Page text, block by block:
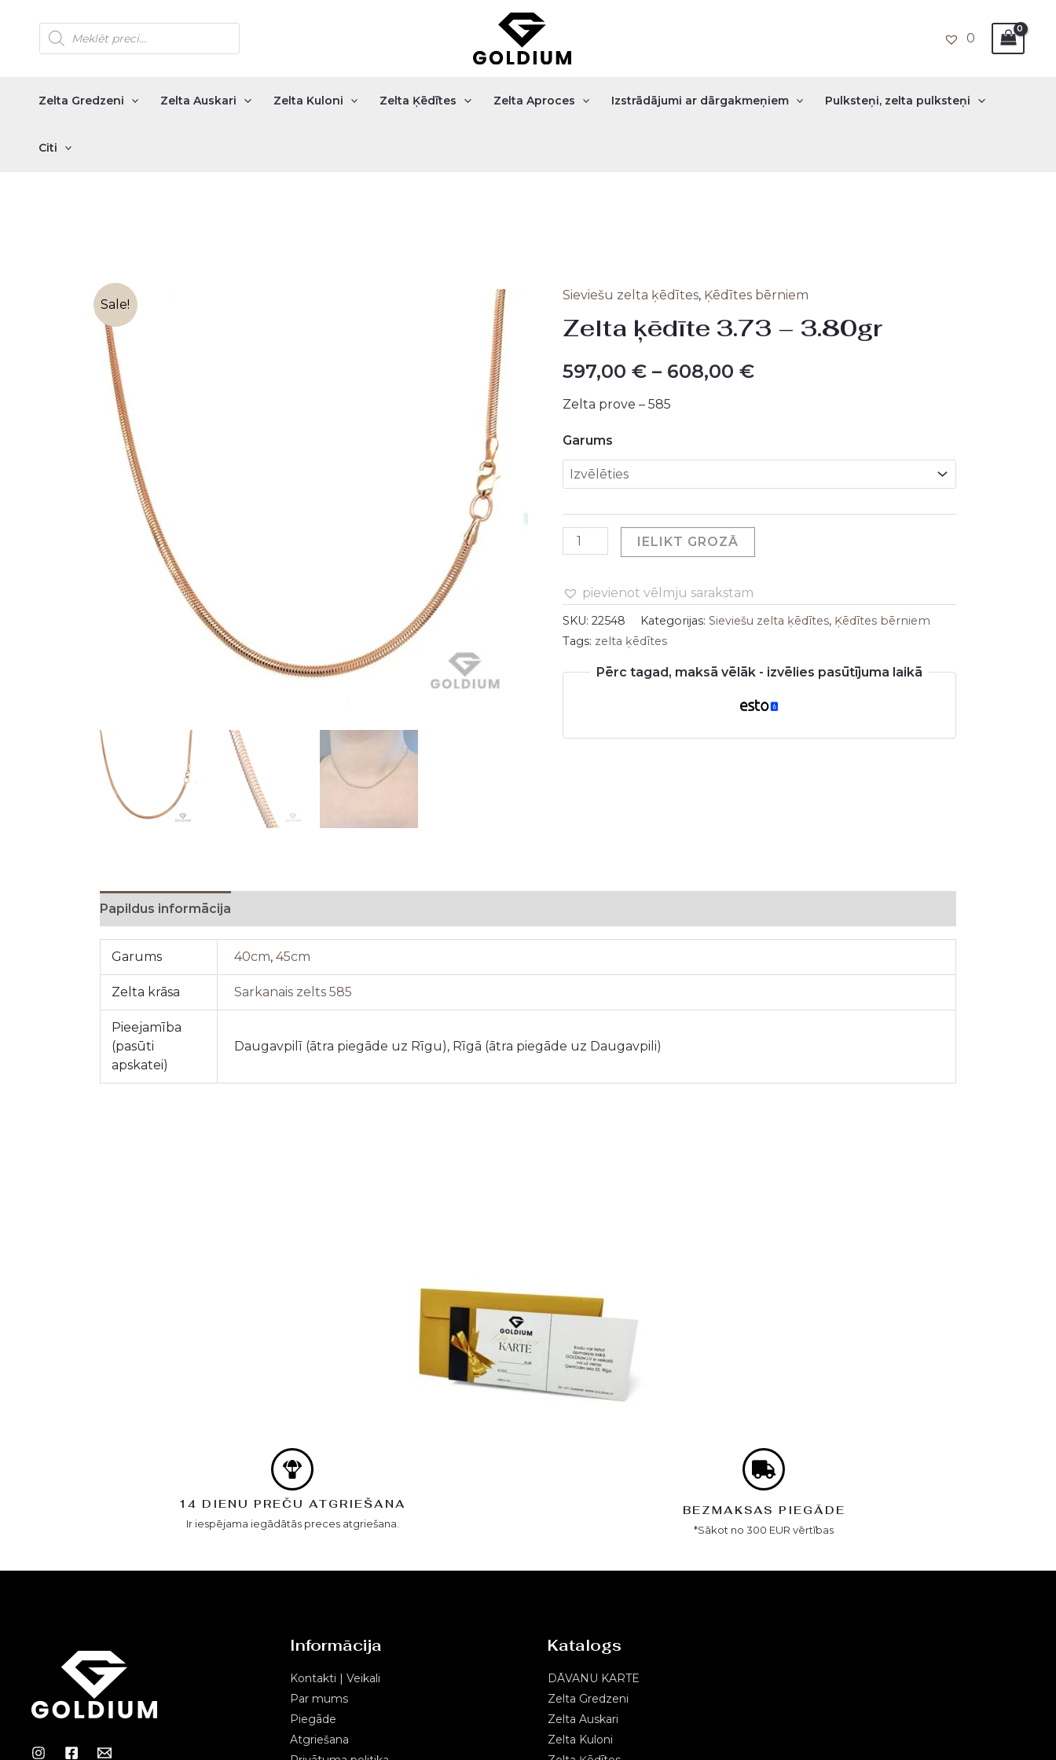
content
Products
search
0
Zelta Gredzeni Zelta Auskari Zelta Kuloni Zelta Ķēdītes Zelta Aproces Izstrādājumi ar dārgakmeņiem Pulksteņi, zelta pulksteņi
Citi
Sale!
Sieviešu zelta ķēdītes, Ķēdītes bērniem
Zelta ķēdīte 3.73 – 3.80gr
597,00 €– 608,00 €
Zelta prove – 585
Garums
Zelta
ķēdīte
-
daudzums
IELIKT GROZĀ
pievienot vēlmju sarakstam
SKU: 22548 Kategorijas: Sieviešu zelta ķēdītes, Ķēdītes bērniem
Tags: zelta ķēdītes
Pērc tagad, maksā vēlāk - izvēlies pasūtījuma laikā
Papildus informācija
Garums 40cm,45cm
Zelta krāsa Sarkanais zelts 585
Pieejamība
(pasūti
apskatei)
Daugavpilī (ātra piegāde uz Rīgu), Rīgā (ātra piegāde uz Daugavpili)
14 DIENU PREČU ATGRIEŠANA
Ir iespējama iegādātās preces atgriešana.
BEZMAKSAS PIEGĀDE
*Sākot no 300 EUR vērtības
Informācija
Kontakti | Veikali
Par mums
Piegāde
Atgriešana
Katalogs
DĀVANU KARTE
Zelta Gredzeni
Zelta Auskari
Zelta Kuloni